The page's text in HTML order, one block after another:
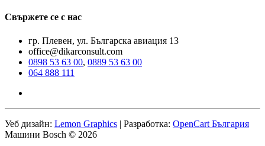
Свържете се с нас
гр. Плевен, ул. Българска авиация 13
office@dikarconsult.com
0898 53 63 00, 0889 53 63 00
064 888 111
Уеб дизайн: Lemon Graphics | Разработка: OpenCart България
Машини Bosch © 2026